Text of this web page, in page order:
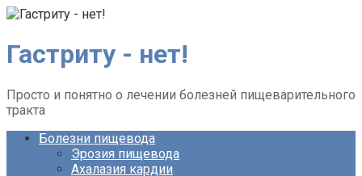
Перейти
контенту
Гастриту - нет!
Просто и понятно о лечении болезней пищеварительного
тракта
Болезни пищевода
Эрозия пищевода
Ахалазия кардии